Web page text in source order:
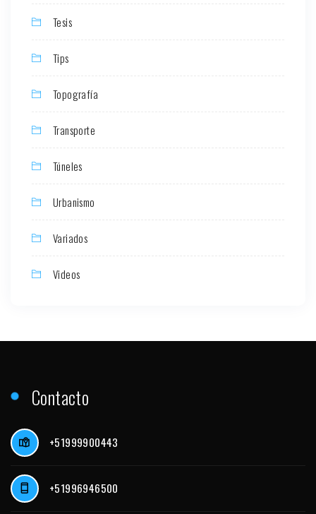
Tesis
Tips
Topografía
Transporte
Túneles
Urbanismo
Variados
Videos
Contacto
+51999900443
+51996946500